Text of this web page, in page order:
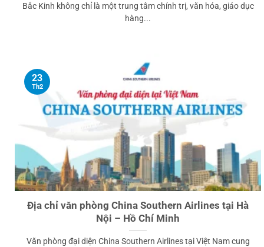
Bắc Kinh không chỉ là một trung tâm chính trị, văn hóa, giáo dục
hàng...
Địa chỉ văn phòng China Southern Airlines tại Hà
Nội – Hồ Chí Minh
Văn phòng đại diện China Southern Airlines tại Việt Nam cung
23
Th2